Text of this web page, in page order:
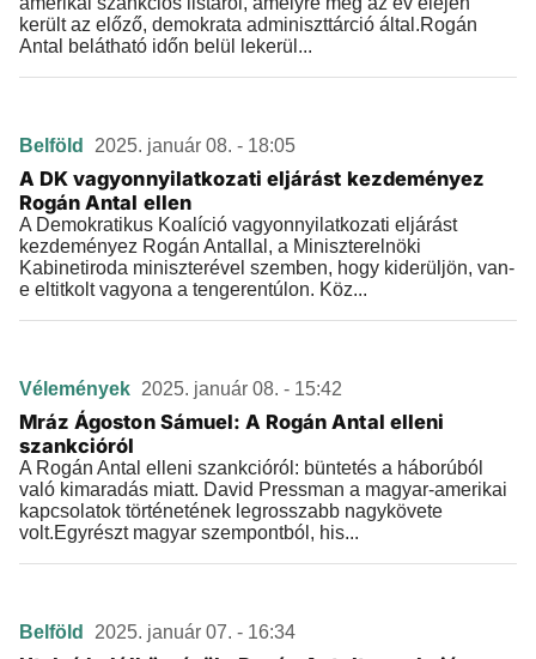
került az előző, demokrata adminiszttárció által.Rogán
Antal belátható időn belül lekerül...
Belföld 2025. január 08. - 18:05
A DK vagyonnyilatkozati eljárást kezdeményez
Rogán Antal ellen
A Demokratikus Koalíció vagyonnyilatkozati eljárást
kezdeményez Rogán Antallal, a Miniszterelnöki
Kabinetiroda miniszterével szemben, hogy kiderüljön, van-
e eltitkolt vagyona a tengerentúlon. Köz...
Vélemények 2025. január 08. - 15:42
Mráz Ágoston Sámuel: A Rogán Antal elleni
szankcióról
A Rogán Antal elleni szankcióról: büntetés a háborúból
való kimaradás miatt. David Pressman a magyar-amerikai
kapcsolatok történetének legrosszabb nagykövete
volt.Egyrészt magyar szempontból, his...
Belföld 2025. január 07. - 16:34